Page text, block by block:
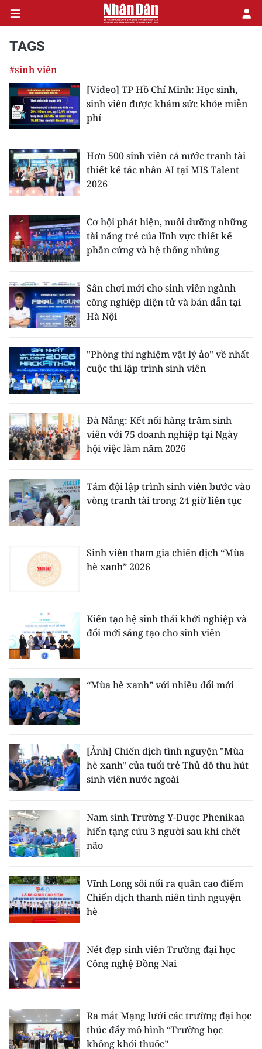
CHÍNH TRỊ
KINH TẾ
XÃ HỘI
PHÁP LUẬT
DU LỊCH
THẾ GIỚI
GIÁO DỤC
KHOA HỌC - CÔNG NGHỆ
MÔI TRƯỜNG
BẠN ĐỌC
KIỂM CHỨNG THÔNG TIN
54 DÂN TỘC VIỆT NAM
CHƯƠNG TRÌNH OCOP - MỖI XÃ
RADIO
MEDIA CENTER
E-Magazine
Video
Media Chính trị
Media Kinh tế
Media Xã hội
Media Pháp luật
Media Du lịch
Media Thế giới
Media Giáo dục
Media Y tế
Media Khoa học - Công nghệ
Media Môi trường
Infographic
TAGS
#sinh viên
[Video] TP Hồ Chí Minh: Học sinh,
sinh viên được khám sức khỏe miễn
phí
Hơn 500 sinh viên cả nước tranh tài
thiết kế tác nhân AI tại MIS Talent
2026
Cơ hội phát hiện, nuôi dưỡng những
tài năng trẻ của lĩnh vực thiết kế
phần cứng và hệ thống nhúng
Sân chơi mới cho sinh viên ngành
công nghiệp điện tử và bán dẫn tại
Hà Nội
"Phòng thí nghiệm vật lý ảo" về nhất
cuộc thi lập trình sinh viên
Đà Nẵng: Kết nối hàng trăm sinh
viên với 75 doanh nghiệp tại Ngày
hội việc làm năm 2026
Tám đội lập trình sinh viên bước vào
vòng tranh tài trong 24 giờ liên tục
Sinh viên tham gia chiến dịch “Mùa
hè xanh” 2026
Kiến tạo hệ sinh thái khởi nghiệp và
đổi mới sáng tạo cho sinh viên
“Mùa hè xanh” với nhiều đổi mới
[Ảnh] Chiến dịch tình nguyện "Mùa
hè xanh" của tuổi trẻ Thủ đô thu hút
sinh viên nước ngoài
Nam sinh Trường Y-Dược Phenikaa
hiến tạng cứu 3 người sau khi chết
não
Vĩnh Long sôi nổi ra quân cao điểm
Chiến dịch thanh niên tình nguyện
hè
Nét đẹp sinh viên Trường đại học
Công nghệ Đồng Nai
Ra mắt Mạng lưới các trường đại học
thúc đẩy mô hình “Trường học
không khói thuốc”